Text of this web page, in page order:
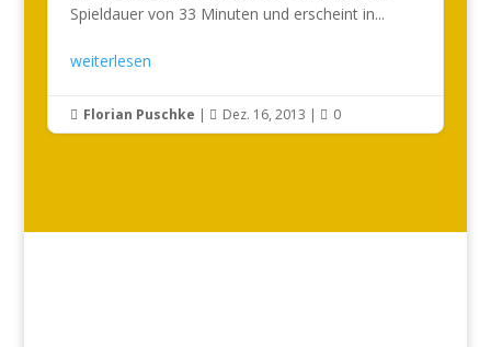
Spieldauer von 33 Minuten und erscheint in...
weiterlesen
 Florian Puschke |  Dez. 16, 2013 |  0